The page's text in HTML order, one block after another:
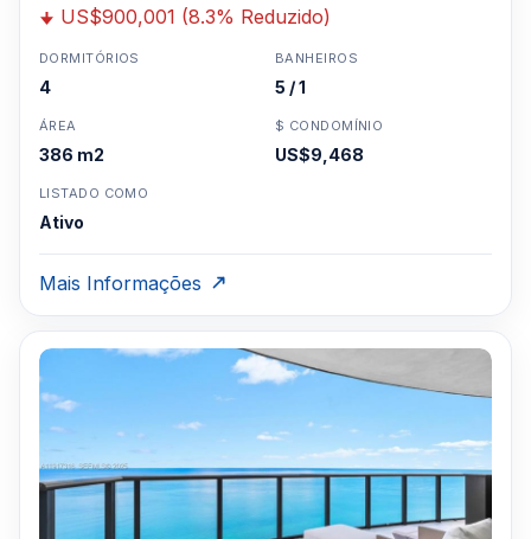
US$900,001 (8.3% Reduzido)
DORMITÓRIOS
4
BANHEIROS
5 / 1
ÁREA
386 m2
$ CONDOMÍNIO
US$9,468
LISTADO COMO
Ativo
Mais Informações